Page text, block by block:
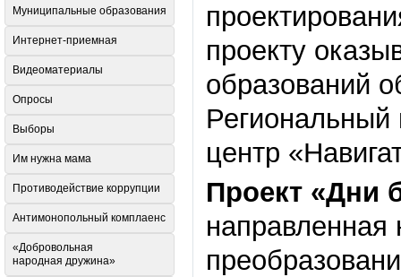
проекту
образований
центр
Проект «Дни
направленная
Муниципальные образования
Интернет-приемная
Видеоматериалы
Опросы
Выборы
Им нужна мама
Противодействие коррупции
Антимонопольный комплаенс
«Добровольная
народная дружина»